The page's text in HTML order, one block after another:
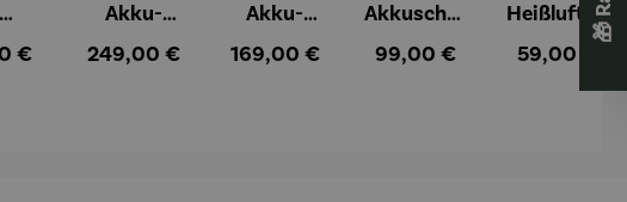
Preis:
€
Akku-
ger
Regulärer Preis:
249,00 €
Akku-
ger DS02
Regulärer Preis:
169,00 €
Akkuschra
Regulärer Preis:
99,00 €
Heißluftfri
Regulärer
59,00 €